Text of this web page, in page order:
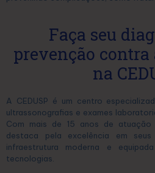
Faça seu
prevenção contra
na
A CEDUSP é um centro
ultrassonografias e exames
Com mais de 15 anos de atuação
destaca pela excelência em
infraestrutura moderna e
tecnologias.